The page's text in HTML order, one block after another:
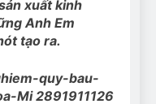
xuất kinh
Anh Em
tạo ra.